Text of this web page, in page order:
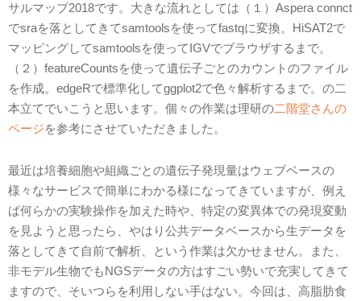
サルマップ2018です。大きな流れとしては（１）Aspera connct
でsraを落としてきてsamtoolsを使ってfastqに変換。HiSAT2で
マッピングしてsamtoolsを使ってIGVでブラウザするまで。
（２）featureCountsを使って遺伝子ごとのカウントのファイル
を作成。edgeRで標準化してggplot2で色々解析するまで。の二
本立てでいこうと思います。個々の作業は理研の二階堂さんの
ページを参考にさせていただきました。
最近は培養細胞や組織ごとの遺伝子発現量はウェブベースの
様々なサービスで簡単にわかる様になってきていますが、例え
ば何らかの実験操作を加えた時や、特定の変異体での発現変動
を見ようと思ったら、やはり公共データベースから生データを
落としてきて自前で解析、という作業は欠かせません。また、
非モデル生物でもNGSデータの方はすごい勢いで充実してきて
ますので、そいつらを利用しない手はない。今回は、高脂肪食